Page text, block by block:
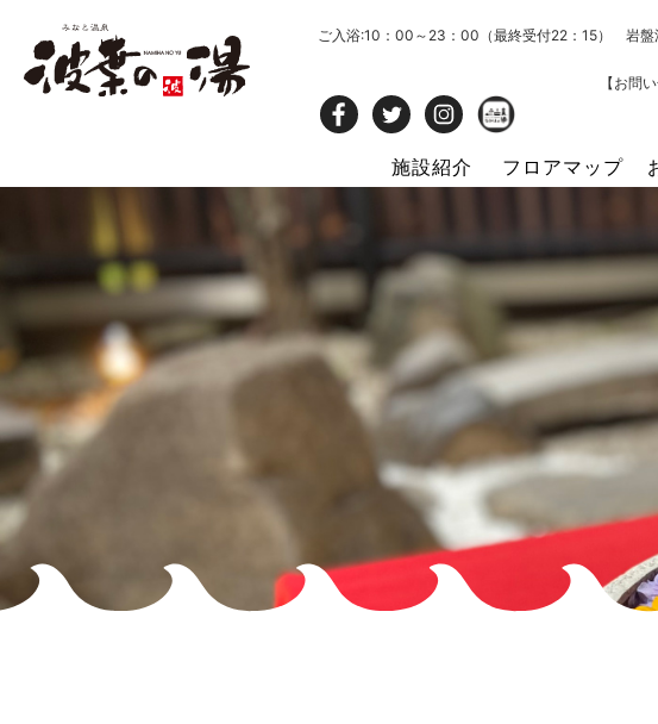
ご入浴:10：00～23：00（最終受付22：15） 岩盤
【お問
施設紹介 フロアマップ